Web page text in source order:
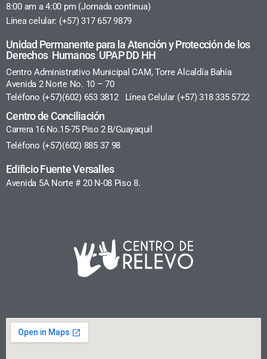
8:00 am a 4:00 pm (Jornada continua)
Línea celular: (+57) 317 657 9879
Unidad Permanente para la Atención y Protección de los
Derechos Humanos UPAP DD HH
Centro Administrativo Municipal CAM, Torre Alcaldía Bahía
Avenida 2 Norte No. 10 – 70
Teléfono (+57)(602) 653 3812 Línea Celular (+57) 318 335 5722
Centro de Conciliación
Carrera 16 No.15-75 Piso 2 B/Guayaquil
Teléfono (+57)(602) 885 37 98
Edificio Fuente Versalles
Avenida 5A Norte # 20 N-08 Piso 8.